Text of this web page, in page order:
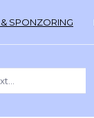
SPONZORING